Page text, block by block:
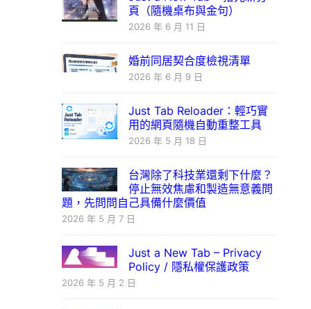
頁（隨機桌布與金句）
2026 年 6 月 11 日
婚前同居契合度檢視清單
2026 年 6 月 9 日
Just Tab Reloader：輕巧實
用的網頁隨機自動重整工具
2026 年 5 月 18 日
台灣除了科技業還剩下什麼？
停止無效焦慮和製造無意義問
題，先問問自己具備什麼價值
2026 年 5 月 7 日
Just a New Tab – Privacy
Policy / 隱私權保護政策
2026 年 5 月 2 日